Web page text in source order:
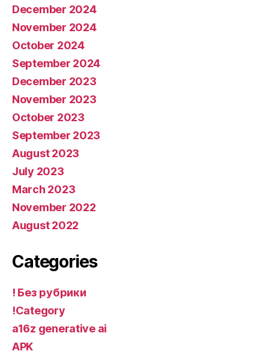
December 2024
November 2024
October 2024
September 2024
December 2023
November 2023
October 2023
September 2023
August 2023
July 2023
March 2023
November 2022
August 2022
Categories
! Без рубрики
!Category
a16z generative ai
APK